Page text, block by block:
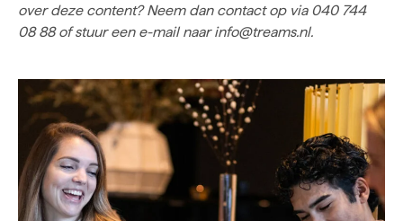
over deze content? Neem dan contact op via 040 744
08 88 of stuur een e-mail naarinfo@treams.nl.